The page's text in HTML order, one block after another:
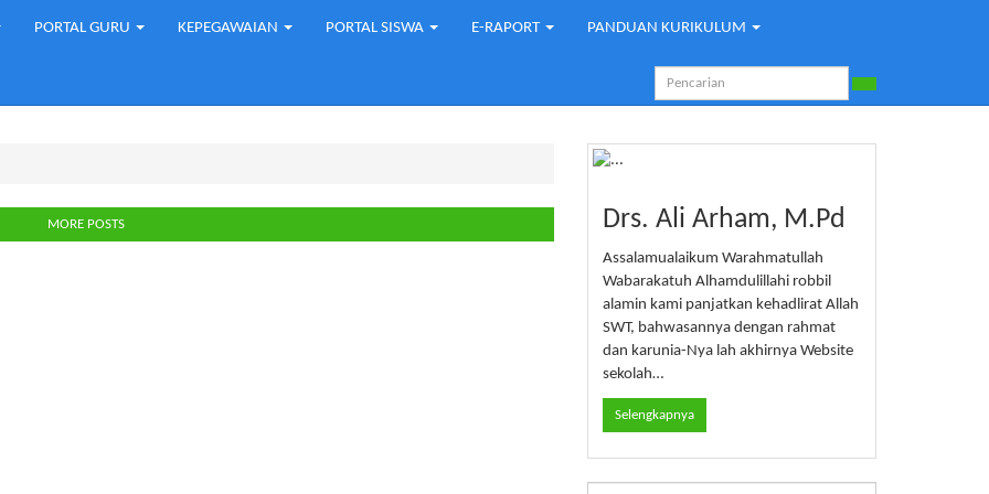
PORTAL GURU KEPEGAWAIAN PORTAL SISWA E-RAPORT PANDUAN KURIKULUM
MORE POSTS Drs. Ali Arham, M.Pd
Assalamualaikum Warahmatullah
Wabarakatuh Alhamdulillahi robbil
alamin kami panjatkan kehadlirat Allah
SWT, bahwasannya dengan rahmat
dan karunia-Nya lah akhirnya Website
sekolah…
Selengkapnya